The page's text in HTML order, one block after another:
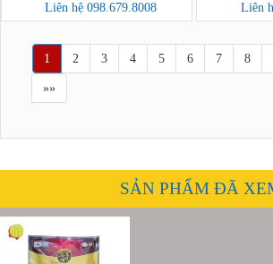
Liên hệ 098.679.8008
Liên
1 2 3 4 5 6 7 8
»»
SẢN PHẨM ĐÃ